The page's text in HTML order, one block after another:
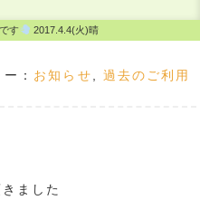
す 2017.4.4(火)晴
： お知らせ, 過去のご利用
ました